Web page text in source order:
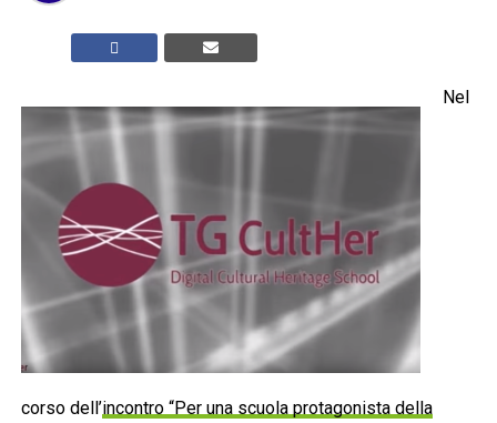
Nel
corso dell’incontro “Per una scuola protagonista della